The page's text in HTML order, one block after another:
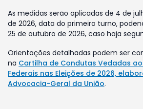
As medidas serão aplicadas de 4 de
de 2026, data do primeiro turno,
25 de outubro de 2026, caso haja
Orientações detalhadas podem ser
na Cartilha de Condutas Vedadas
Federais nas Eleições de 2026,
Advocacia-Geral da União.